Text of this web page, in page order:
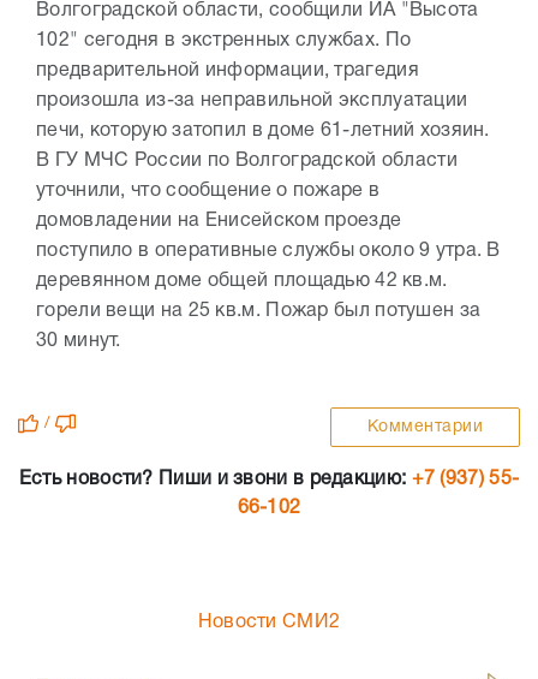
Волгоградской области, сообщили ИА "Высота
102" сегодня в экстренных службах. По
предварительной информации, трагедия
произошла из-за неправильной эксплуатации
печи, которую затопил в доме 61-летний хозяин.
В ГУ МЧС России по Волгоградской области
уточнили, что сообщение о пожаре в
домовладении на Енисейском проезде
поступило в оперативные службы около 9 утра. В
деревянном доме общей площадью 42 кв.м.
горели вещи на 25 кв.м. Пожар был потушен за
30 минут.
/ Комментарии
Есть новости? Пиши и звони в редакцию: +7 (937) 55-
66-102
Новости СМИ2